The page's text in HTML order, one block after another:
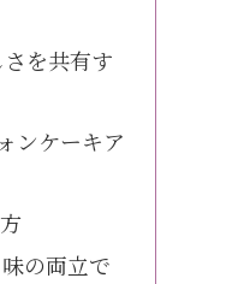
を共有す
ンケーキア
の両立で